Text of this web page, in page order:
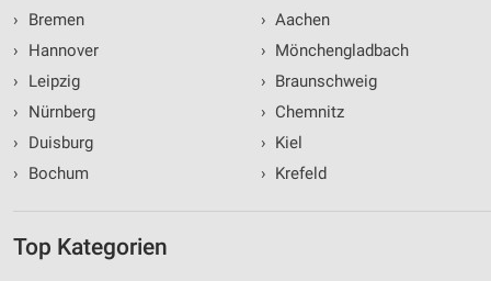
›
Bremen
›
Hannover
›
Leipzig
›
Nürnberg
›
Duisburg
›
Bochum
› Aachen
› Mönchengladbach
› Braunschweig
› Chemnitz
› Kiel
› Krefeld
Top Kategorien